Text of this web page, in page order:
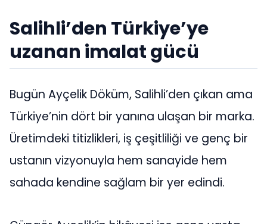
Salihli’den Türkiye’ye
uzanan imalat gücü
Bugün Ayçelik Döküm, Salihli’den çıkan ama
Türkiye’nin dört bir yanına ulaşan bir marka.
Üretimdeki titizlikleri, iş çeşitliliği ve genç bir
ustanın vizyonuyla hem sanayide hem
sahada kendine sağlam bir yer edindi.